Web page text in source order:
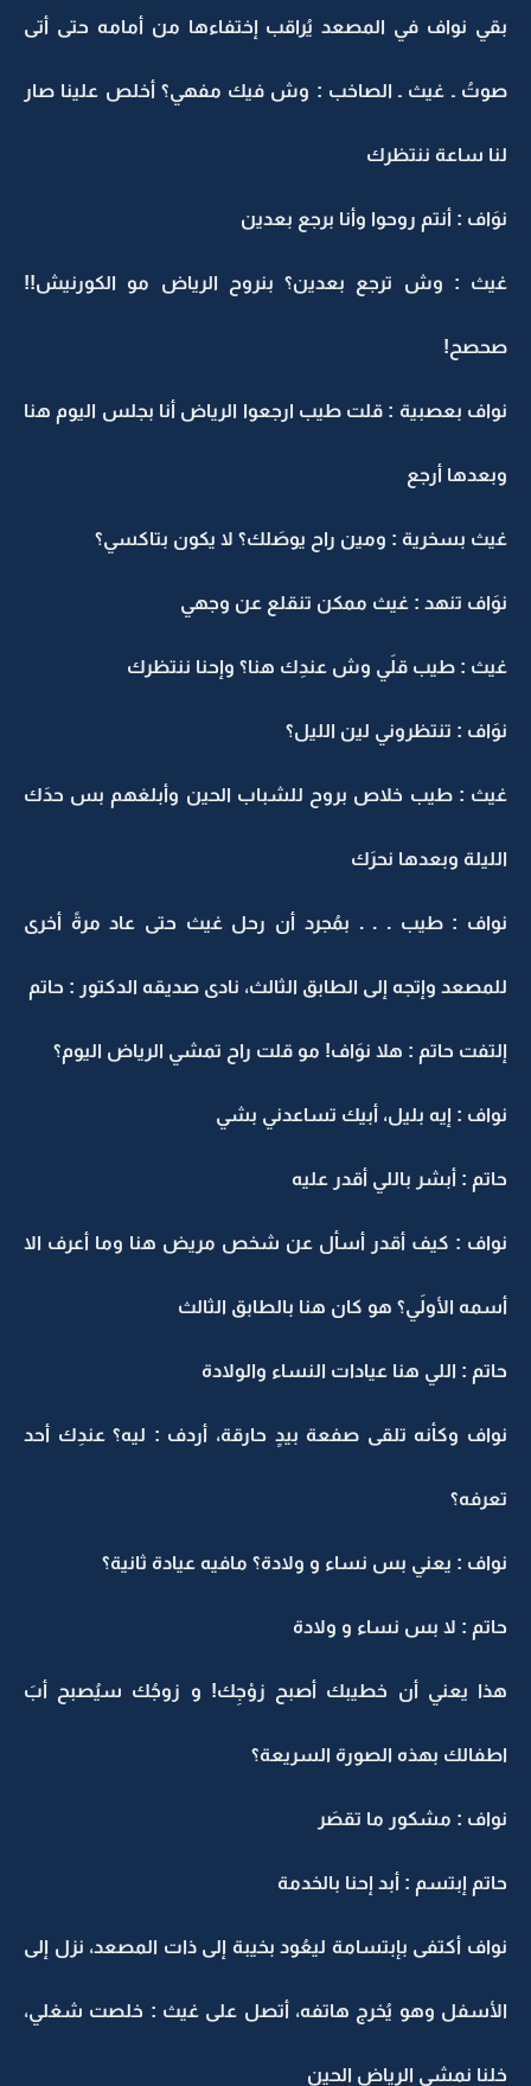
بقي نواف في المصعد يُراقب إختفاءها من أمامه حتى أتى
صوتُ ـ غيث ـ الصاخب : وش فيك مفهي؟ أخلص علينا صار
لنا ساعة ننتظرك
نوَاف : أنتم روحوا وأنا برجع بعدين
غيث : وش ترجع بعدين؟ بنروح الرياض مو الكورنيش!!
صحصح!
نواف بعصبية : قلت طيب ارجعوا الرياض أنا بجلس اليوم هنا
وبعدها أرجع
غيث بسخرية : ومين راح يوصَلك؟ لا يكون بتاكسي؟
نوَاف تنهد : غيث ممكن تنقلع عن وجهي
غيث : طيب قلَي وش عندِك هنا؟ وإحنا ننتظرك
نوَاف : تنتظروني لين الليل؟
غيث : طيب خلاص بروح للشباب الحين وأبلغهم بس حدَك
الليلة وبعدها نحرَك
نواف : طيب . . . بمُجرد أن رحل غيث حتى عاد مرةً أخرى
للمصعد وإتجه إلى الطابق الثالث، نادى صديقه الدكتور : حاتم
إلتفت حاتم : هلا نوَاف! مو قلت راح تمشي الرياض اليوم؟
نواف : إيه بليل، أبيك تساعدني بشي
حاتم : أبشر باللي أقدر عليه
نواف : كيف أقدر أسأل عن شخص مريض هنا وما أعرف الا
أسمه الأولَي؟ هو كان هنا بالطابق الثالث
حاتم : اللي هنا عيادات النساء والولادة
نواف وكأنه تلقى صفعة بيدٍ حارقة، أردف : ليه؟ عندِك أحد
تعرفه؟
نواف : يعني بس نساء و ولادة؟ مافيه عيادة ثانية؟
حاتم : لا بس نساء و ولادة
هذا يعني أن خطيبك أصبح زوْجِك! و زوجُك سيُصبح أبَ
اطفالك بهذه الصورة السريعة؟
نواف : مشكور ما تقصَر
حاتم إبتسم : أبد إحنا بالخدمة
نواف أكتفى بإبتسامة ليعُود بخيبة إلى ذات المصعد، نزل إلى
الأسفل وهو يُخرج هاتفه، أتصل على غيث : خلصت شغلي،
خلنا نمشي الرياض الحين